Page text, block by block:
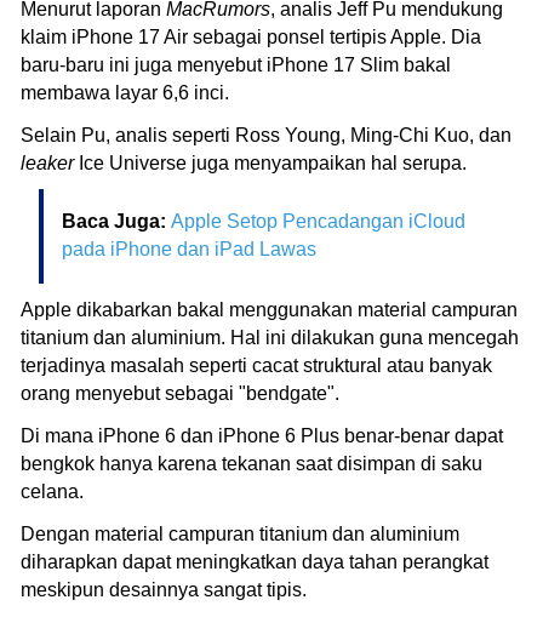
Menurut laporan MacRumors, analis Jeff Pu mendukung
klaim iPhone 17 Air sebagai ponsel tertipis Apple. Dia
baru-baru ini juga menyebut iPhone 17 Slim bakal
membawa layar 6,6 inci.
Selain Pu, analis seperti Ross Young, Ming-Chi Kuo, dan
leaker Ice Universe juga menyampaikan hal serupa.
Baca Juga: Apple Setop Pencadangan iCloud
pada iPhone dan iPad Lawas
Apple dikabarkan bakal menggunakan material campuran
titanium dan aluminium. Hal ini dilakukan guna mencegah
terjadinya masalah seperti cacat struktural atau banyak
orang menyebut sebagai "bendgate".
Di mana iPhone 6 dan iPhone 6 Plus benar-benar dapat
bengkok hanya karena tekanan saat disimpan di saku
celana.
Dengan material campuran titanium dan aluminium
diharapkan dapat meningkatkan daya tahan perangkat
meskipun desainnya sangat tipis.